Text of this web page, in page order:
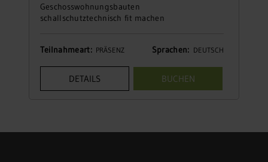
Geschosswohnungsbauten
schallschutztechnisch fit machen
Teilnahmeart: PRÄSENZ Sprachen: DEUTSCH
DETAILS BUCHEN